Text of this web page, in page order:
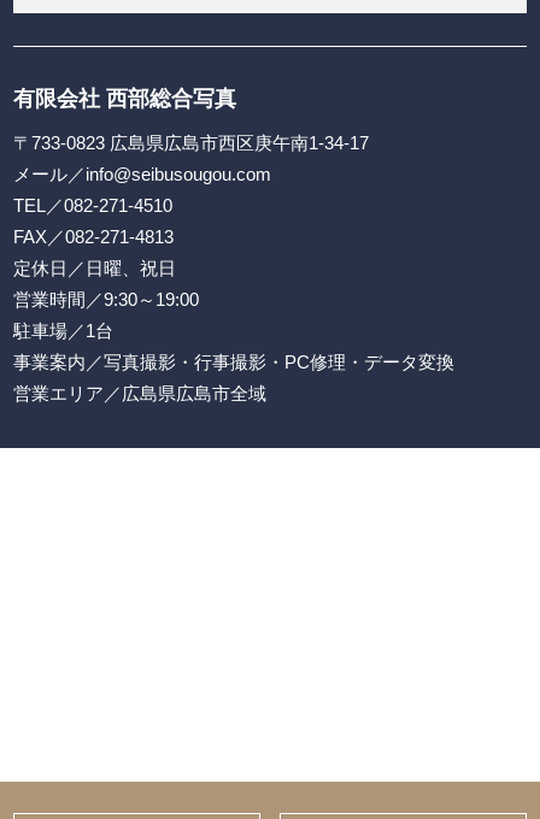
有限会社 西部総合写真
〒733-0823 広島県広島市西区庚午南1-34-17
メール／info@seibusougou.com
TEL／082-271-4510
FAX／082-271-4813
定休日／日曜、祝日
営業時間／9:30～19:00
駐車場／1台
事業案内／写真撮影・行事撮影・PC修理・データ変換
営業エリア／広島県広島市全域